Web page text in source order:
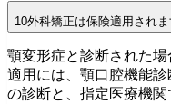
10外科矯正は保険適用されま
顎変形症と診断された
適用には、顎口腔機能
の診断と、指定医療機